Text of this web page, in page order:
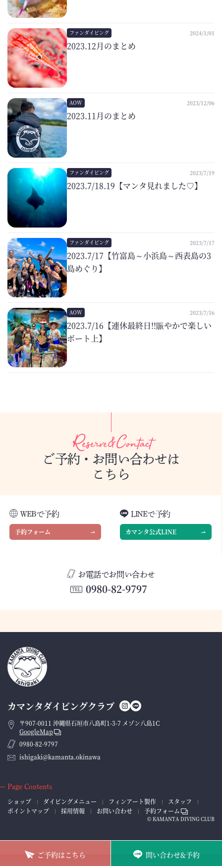
ご予約はこちら 問い合わせ&予約
ファンダイビング 2024/1/01
2023.12月のまとめ
AOW 2023/12/06
2023.11月のまとめ
ファンダイビング 2023/7/19
2023.7/18.19【マンタ見れました♡】
ファンダイビング 2023/7/17
2023.7/17【竹富島～小浜島～西表島の3
島めぐり】
AOW 2023/7/16
2023.7/16【連休最終日!!賑やかで楽しい
ボート上】
ご予約・お問い合わせは
こちら
WEBで予約
予約フォーム
LINEで予約
カマンタ公式LINE
お電話でお問い合わせ
TEL 0980-82-9797
カマンタダイビングクラブ
〒907-0011 沖縄県石垣市八島町1-3-7 メゾン八島1C
GoogleMap
0980-82-9797
ishigaki@kamanta.okinawa
Page Contents
ショップ ダイビングメニュー フィンアート製作
スタッフ
ポイントマップ
採用情報 お問い合わせ 予約フォーム
© KAMANTA DIVING CLUB